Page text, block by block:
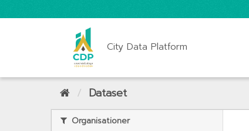
City Data Platform
Dataset
Organisationer